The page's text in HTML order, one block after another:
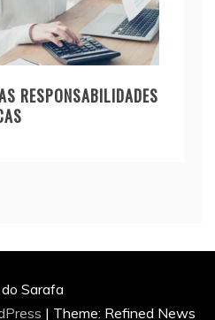
RESPONSABILIDADES
Sarafa
| Theme: Refined News